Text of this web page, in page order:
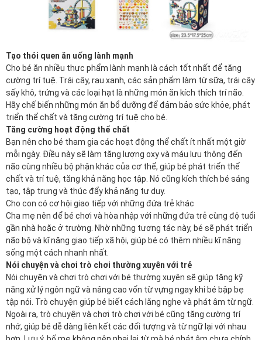
Tạo thói quen ăn uống lành mạnh
Cho bé ăn nhiều thực phẩm lành mạnh là cách tốt nhất để tăng
cường trí tuệ. Trái cây, rau xanh, các sản phẩm làm từ sữa, trái cây
sấy khô, trứng và các loại hạt là những món ăn kích thích trí não.
Hãy chế biến những món ăn bổ dưỡng để đảm bảo sức khỏe, phát
triển thể chất và tăng cường trí tuệ cho bé.
Tăng cường hoạt động thể chất
Bạn nên cho bé tham gia các hoạt động thể chất ít nhất một giờ
mỗi ngày. Điều này sẽ làm tăng lượng oxy và máu lưu thông đến
não cùng nhiều bộ phận khác của cơ thể, giúp bé phát triển thể
chất và trí tuệ, tăng khả năng học tập. Nó cũng kích thích bé sáng
tạo, tập trung và thúc đẩy khả năng tư duy.
Cho con có cơ hội giao tiếp với những đứa trẻ khác
Cha mẹ nên để bé chơi và hòa nhập với những đứa trẻ cùng độ tuổi
gần nhà hoặc ở trường. Nhờ những tương tác này, bé sẽ phát triển
não bộ và kĩ năng giao tiếp xã hội, giúp bé có thêm nhiều kĩ năng
sống một cách nhanh nhất.
Nói chuyện và chơi trò chơi thường xuyên với trẻ
Nói chuyện và chơi trò chơi với bé thường xuyên sẽ giúp tăng kỹ
năng xử lý ngôn ngữ và nâng cao vốn từ vựng ngay khi bé bập bẹ
tập nói. Trò chuyện giúp bé biết cách lắng nghe và phát âm từ ngữ.
Ngoài ra, trò chuyện và chơi trò chơi với bé cũng tăng cường trí
nhớ, giúp bé dễ dàng liên kết các đối tượng và từ ngữ lại với nhau